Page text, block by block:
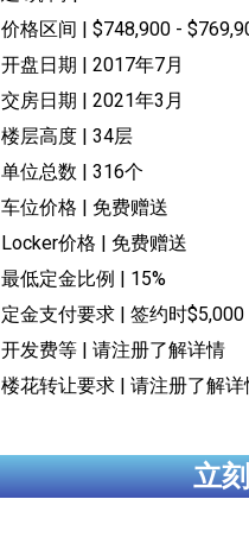
价格区间 | $748,900 -
开盘日期 | 2017年7月
交房日期 | 2021年3月
楼层高度 | 34层
单位总数 | 316个
车位价格 | 免费赠送
Locker价格 | 免费赠送
最低定金比例 | 15%
定金支付要求 | 签约时
开发费等 | 请注册了解详情
楼花转让要求 | 请注册了解详
立